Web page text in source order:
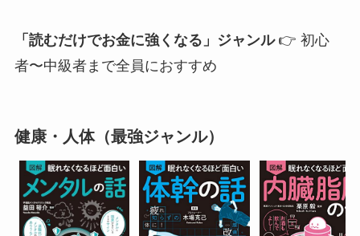
「読むだけでお金に強くなる」ジャンル👉 初心
者〜中級者まで全員におすすめ
健康・人体（最強ジャンル）